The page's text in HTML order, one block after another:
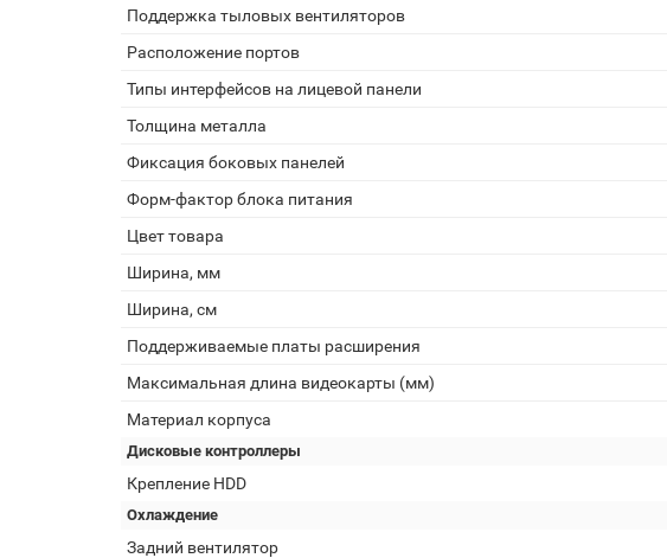
Поддержка тыловых вентиляторов
Расположение портов
Типы интерфейсов на лицевой панели
Толщина металла
Фиксация боковых панелей
Форм-фактор блока питания
Цвет товара
Ширина, мм
Ширина, см
Поддерживаемые платы расширения
Максимальная длина видеокарты (мм)
Материал корпуса
Дисковые контроллеры
Крепление HDD
Охлаждение
Задний вентилятор